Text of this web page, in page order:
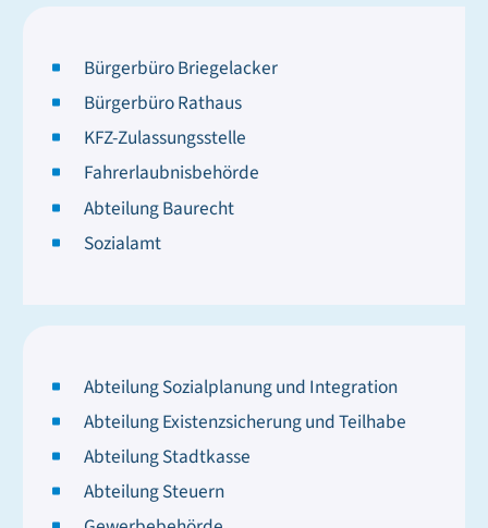
Bürgerbüro Briegelacker
Bürgerbüro Rathaus
KFZ-Zulassungsstelle
Fahrerlaubnisbehörde
Abteilung Baurecht
Sozialamt
Abteilung Sozialplanung und Integration
Abteilung Existenzsicherung und Teilhabe
Abteilung Stadtkasse
Abteilung Steuern